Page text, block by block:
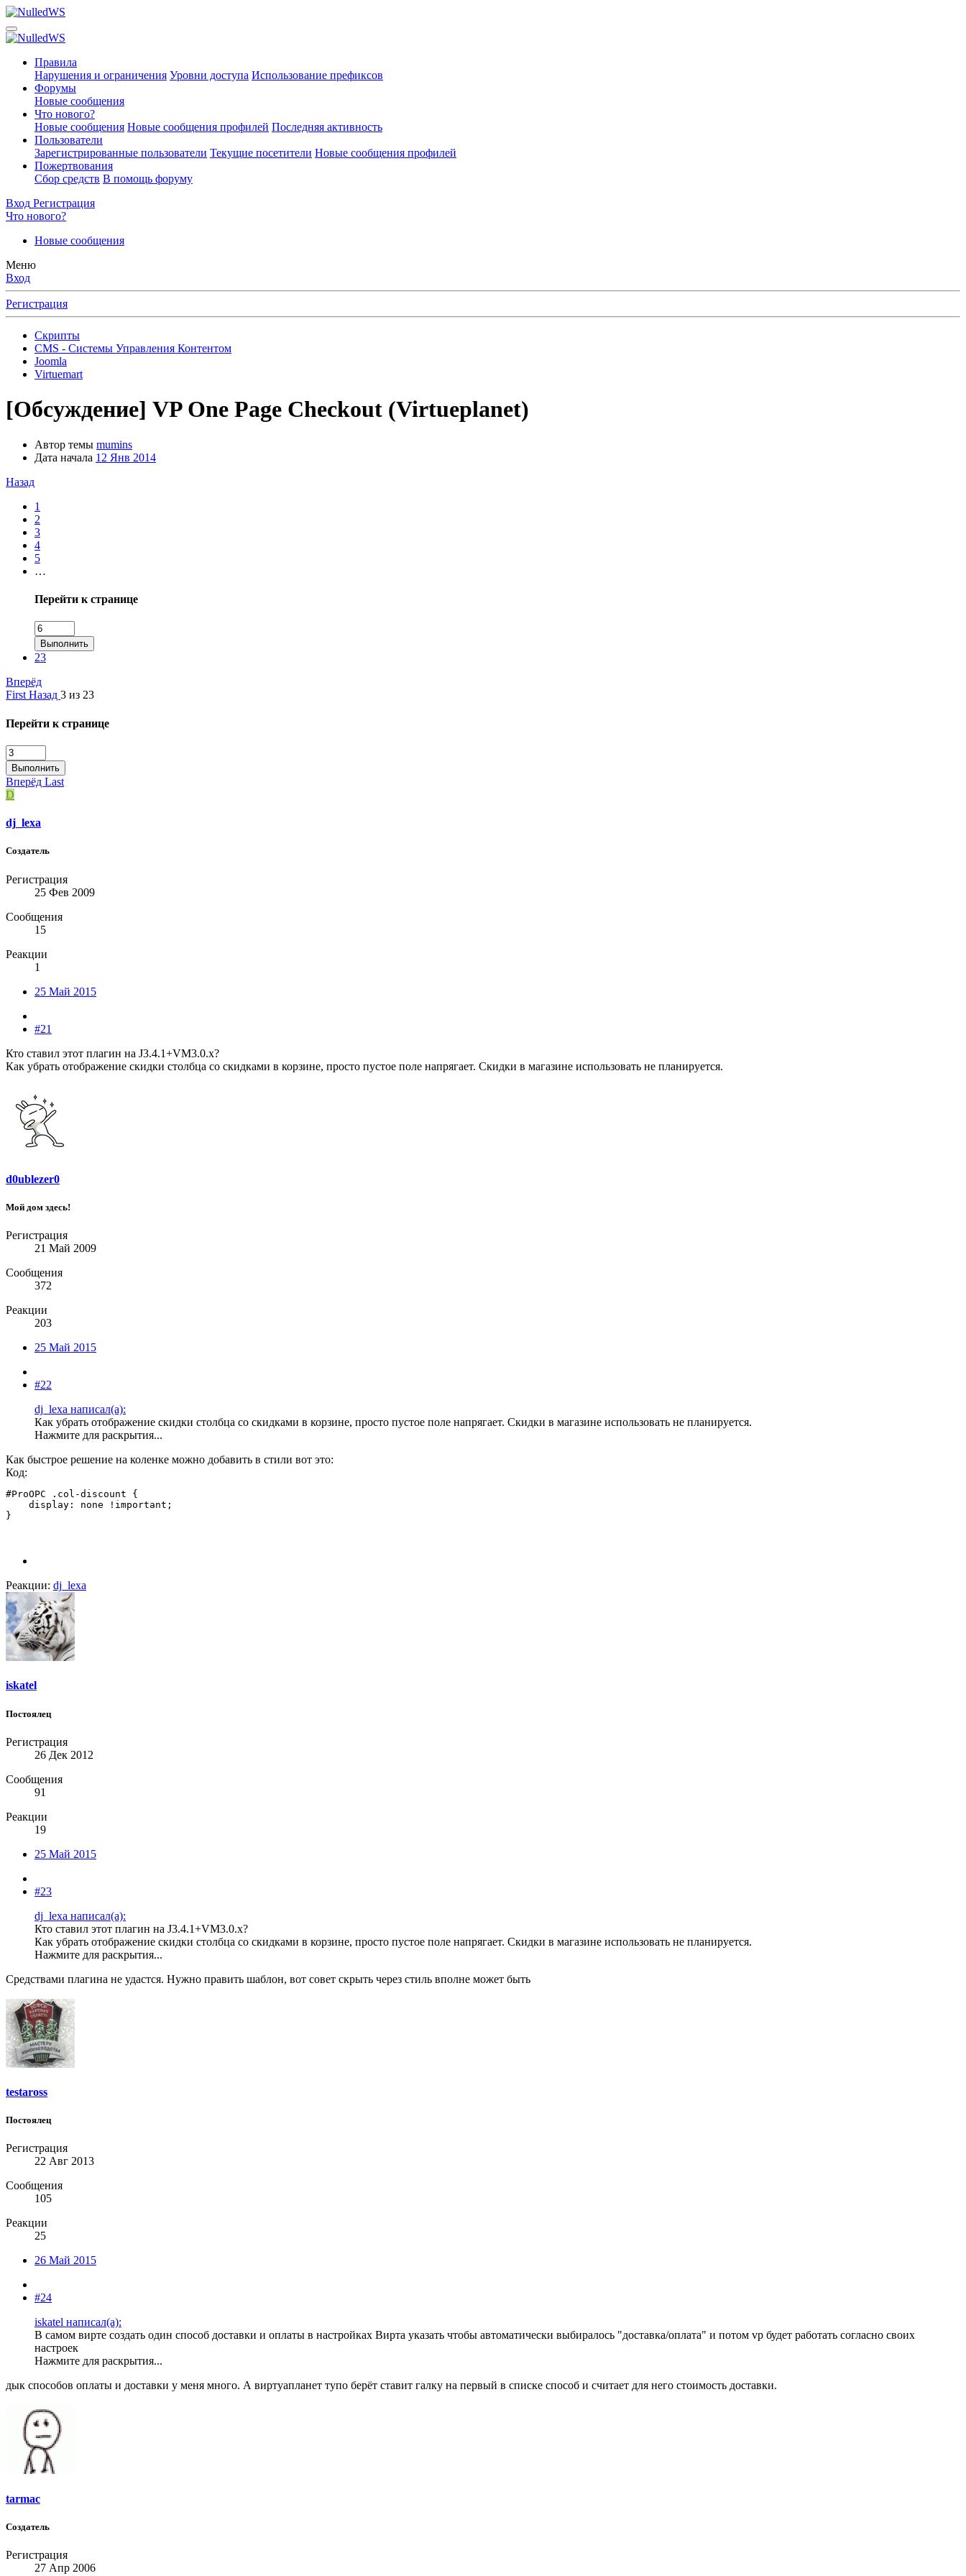
Правила
Нарушения и ограничения Уровни доступа Использование префиксов
Форумы
Новые сообщения
Что нового?
Новые сообщения Новые сообщения профилей Последняя активность
Пользователи
Зарегистрированные пользователи Текущие посетители Новые сообщения профилей
Пожертвования
Сбор средств В помощь форуму
Вход Регистрация
Что нового?
Новые сообщения
Меню
Вход
Регистрация
Скрипты
CMS - Системы Управления Контентом
Joomla
Virtuemart
[Обсуждение] VP One Page Checkout (Virtueplanet)
Автор темы mumins
Дата начала 12 Янв 2014
Назад
1
2
3
4
5
…
Перейти к странице
Выполнить
23
Вперёд
First Назад 3 из 23
Перейти к странице
Выполнить
Вперёд Last
D
dj_lexa
Создатель
Регистрация
25 Фев 2009
Сообщения
15
Реакции
1
25 Май 2015
#21
Кто ставил этот плагин на J3.4.1+VM3.0.x?
Как убрать отображение скидки столбца со скидками в корзине, просто пустое поле напрягает. Скидки в магазине использовать не планируется.
d0ublezer0
Мой дом здесь!
Регистрация
21 Май 2009
Сообщения
372
Реакции
203
25 Май 2015
#22
dj_lexa написал(а):
Как убрать отображение скидки столбца со скидками в корзине, просто пустое поле напрягает. Скидки в магазине использовать не планируется.
Нажмите для раскрытия...
Как быстрое решение на коленке можно добавить в стили вот это:
Код:
#ProOPC .col-discount {
    display: none !important;
}
Реакции: dj_lexa
iskatel
Постоялец
Регистрация
26 Дек 2012
Сообщения
91
Реакции
19
25 Май 2015
#23
dj_lexa написал(а):
Кто ставил этот плагин на J3.4.1+VM3.0.x?
Как убрать отображение скидки столбца со скидками в корзине, просто пустое поле напрягает. Скидки в магазине использовать не планируется.
Нажмите для раскрытия...
Средствами плагина не удастся. Нужно править шаблон, вот совет скрыть через стиль вполне может быть
testaross
Постоялец
Регистрация
22 Авг 2013
Сообщения
105
Реакции
25
26 Май 2015
#24
iskatel написал(а):
В самом вирте создать один способ доставки и оплаты в настройках Вирта указать чтобы автоматически выбиралось "доставка/оплата" и потом vp будет работать согласно своих
настроек
Нажмите для раскрытия...
дык способов оплаты и доставки у меня много. А виртуапланет тупо берёт ставит галку на первый в списке способ и считает для него стоимость доставки.
tarmac
Создатель
Регистрация
27 Апр 2006